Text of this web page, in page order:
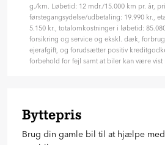
g./km. Løbetid: 12 mdr./15.000 km pr. år,
førstegangsydelse/udbetaling: 19.990 kr.,
5.150 kr., totalomkostninger i løbetid:
forsikring og service og ekskl. dæk,
ejerafgift, og forudsætter positiv
forbehold for fejl samt at biler kan være vist
Byttepris
Brug din gamle bil til at hjælpe